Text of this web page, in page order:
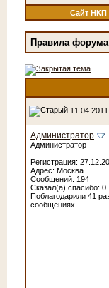
Сайт НКП
Правила форума
Администратор
Администратор
Регистрация:
Адрес: Москва
Сообщений: 194
Сказал(а) спасибо: 0
Поблагодарили 41
сообщениях